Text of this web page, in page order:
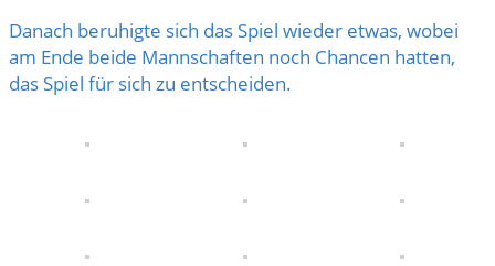
Danach beruhigte sich das Spiel wieder etwas, wobei
am Ende beide Mannschaften noch Chancen hatten,
das Spiel für sich zu entscheiden.